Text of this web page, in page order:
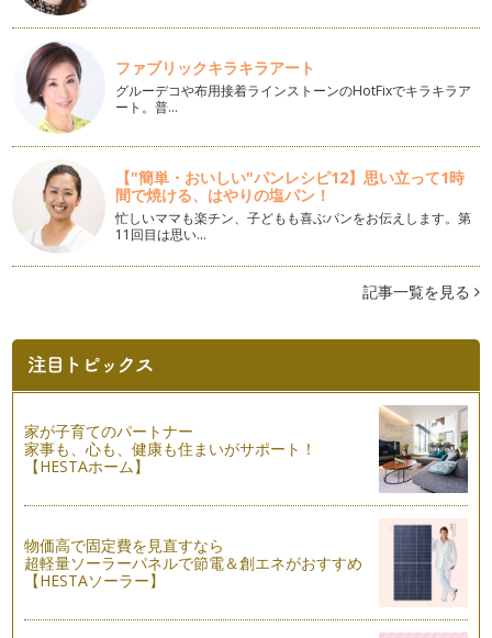
自分ブランディング 人との出会いのルール
「１秒で人の心をつかむ。」「出会った相手を惹きつけるため
の攻略」など、出会うことについて教…
本当の自分を知るために、人に聞くということ
大人になればなるほど、または立場が上がれば上がるほど、人
は他人からどう思われているのか？わ…
「成果」を掴んで「実績」を作れば「自由」が手に入る
２０１２年７月、誰もが知る、あのアメリカ最大手のインター
ネットサービス「ヤフー」の副社長に…
ブランディング 大切なのはあなたらしさ。
「自分らしさ」 あなたは一言で言い表せますか？ 例えば私
ブランディングと愛され上手
仕事を展開していく上では、なるべく多くの人に好かれた方が
良いし、また逆に多くの人に嫌われな…
ブランディングと人間力の関係
一口に、ブランディングというと、自分のキャラを作る、イメ
ージを作る、ということにとらえられ…
自分ブランディングは、自分を信じる気もちが大切
突然ですが、あなたは愛する人が（例えば自分の息子や娘
が）、事件に巻き込まれて犯人扱いされて…
目標を一生懸命考えても、よくわからない。という人がいま
ファブリックキラキラアート
グルーデコや布用接着ラインストーンのHotFixでキラキラア
ート。普…
【"簡単・おいしい"パンレシピ12】思い立って1時
間で焼ける、はやりの塩パン！
忙しいママも楽チン、子どもも喜ぶパンをお伝えします。第
11回目は思い…
記事一覧を見る
家が子育てのパートナー
家事も、心も、健康も住まいがサポート！
【HESTAホーム】
物価高で固定費を見直すなら
超軽量ソーラーパネルで節電＆創エネがおすすめ
【HESTAソーラー】